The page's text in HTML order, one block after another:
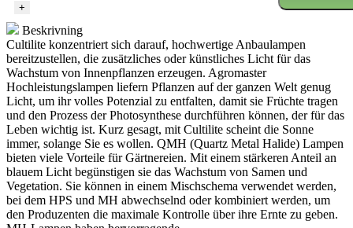
+
Beskrivning
Cultilite konzentriert sich darauf, hochwertige Anbaulampen
bereitzustellen, die zusätzliches oder künstliches Licht für das
Wachstum von Innenpflanzen erzeugen. Agromaster
Hochleistungslampen liefern Pflanzen auf der ganzen Welt genug
Licht, um ihr volles Potenzial zu entfalten, damit sie Früchte tragen
und den Prozess der Photosynthese durchführen können, der für das
Leben wichtig ist. Kurz gesagt, mit Cultilite scheint die Sonne
immer, solange Sie es wollen. QMH (Quartz Metal Halide) Lampen
bieten viele Vorteile für Gärtnereien. Mit einem stärkeren Anteil an
blauem Licht begünstigen sie das Wachstum von Samen und
Vegetation. Sie können in einem Mischschema verwendet werden,
bei dem HPS und MH abwechselnd oder kombiniert werden, um
den Produzenten die maximale Kontrolle über ihre Ernte zu geben.